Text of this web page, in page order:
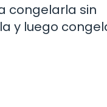
congelarla sin
y luego